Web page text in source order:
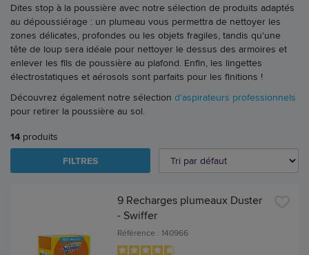
Dites stop à la poussière avec notre sélection de produits adaptés
au dépoussiérage : un plumeau vous permettra de nettoyer les
zones délicates, profondes ou les objets fragiles, tandis qu'une
tête de loup sera idéale pour nettoyer le dessus des armoires et
enlever les fils de poussière au plafond. Enfin, les lingettes
électrostatiques et aérosols sont parfaits pour les finitions !
Découvrez également notre sélection d'aspirateurs professionnels
pour retirer la poussière au sol.
14 produits
FILTRES
9 Recharges plumeaux Duster
- Swiffer
Référence : 140966